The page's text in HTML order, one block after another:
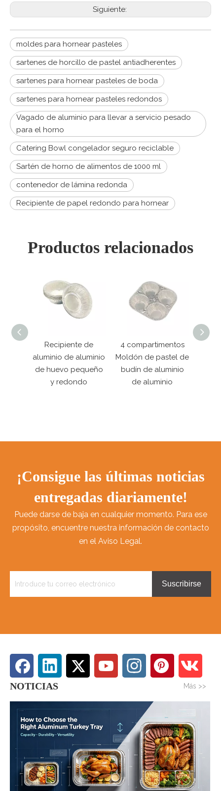
Siguiente:
moldes para hornear pasteles
sartenes de horcillo de pastel antiadherentes
sartenes para hornear pasteles de boda
sartenes para hornear pasteles redondos
Vagado de aluminio para llevar a servicio pesado
para el horno
Catering Bowl congelador seguro reciclable
Sartén de horno de alimentos de 1000 ml
contenedor de lámina redonda
Recipiente de papel redondo para hornear
Productos relacionados
Recipiente de
aluminio de aluminio
de huevo pequeño
y redondo
4 compartimentos
Moldón de pastel de
budín de aluminio
de aluminio
¡Consigue las últimas noticias
entregadas diariamente!
Puede darse de baja en cualquier momento. Para ese
propósito, encuentre nuestra información de contacto
en el Aviso Legal.
Suscribirse
NOTICIAS Más >>